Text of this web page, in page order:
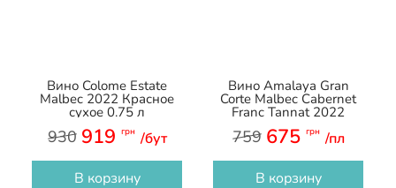
Вино Colome Estate
Malbec 2022 Красное
сухое 0.75 л
930 919 грн /бут
В корзину
Вино Amalaya Gran
Corte Malbec Cabernet
Franc Tannat 2022
Красное сухое 0.75 л
759 675 грн /пл
В корзину